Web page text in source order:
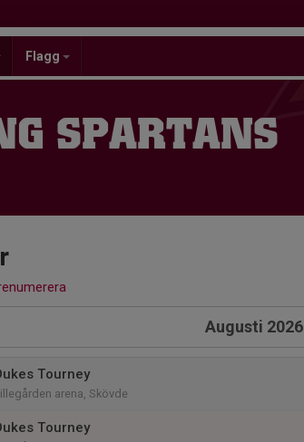
Flagg
SPARTANS
Augusti 2026
Tourney
arena, Skövde
Tourney